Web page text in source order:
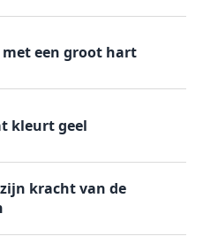
met een groot hart
kleurt geel
kracht van de